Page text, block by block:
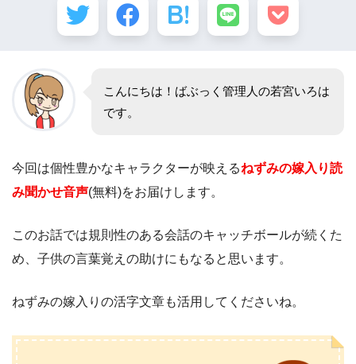
こんにちは！ばぶっく管理人の若宮いろは
です。
今回は個性豊かなキャラクターが映えるねずみの嫁入り読
み聞かせ音声(無料)をお届けします。
このお話では規則性のある会話のキャッチボールが続くた
め、子供の言葉覚えの助けにもなると思います。
ねずみの嫁入りの活字文章も活用してくださいね。